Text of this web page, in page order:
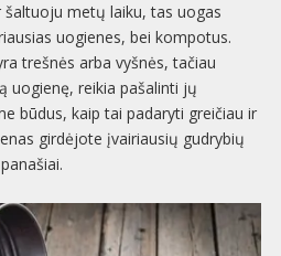
metų laiku, tas uogas
uogienes, bei kompotus.
trešnės arba vyšnės, tačiau
uogienę, reikia pašalinti jų
būdus, kaip tai padaryti greičiau ir
girdėjote įvairiausių gudrybių